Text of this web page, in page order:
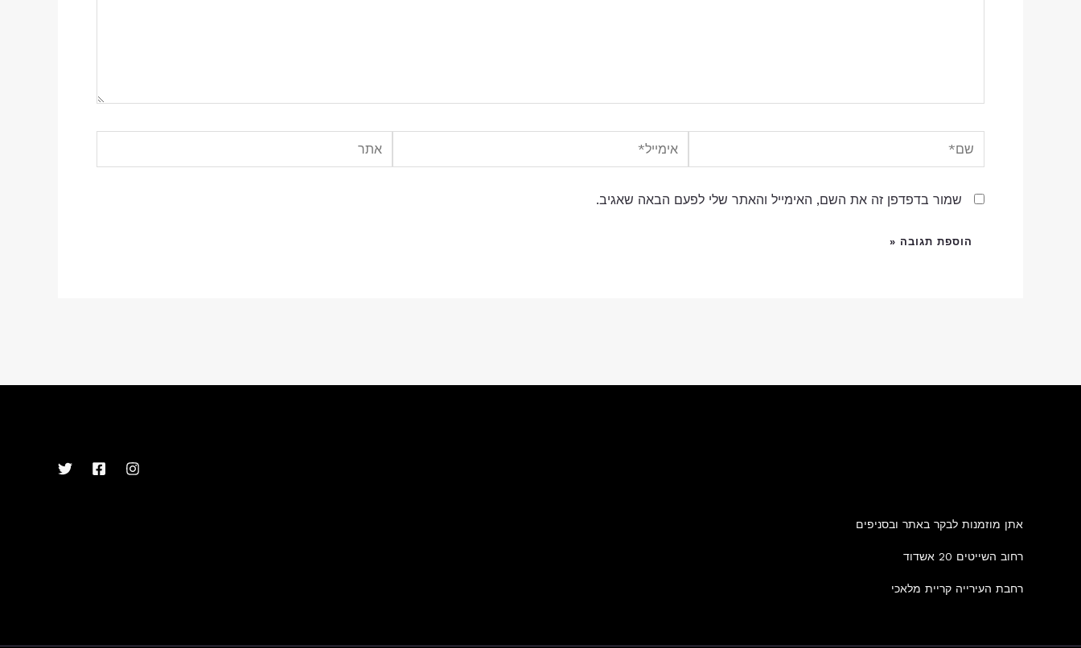
שם* אימייל* אתר
שמור בדפדפן זה את השם, האימייל והאתר שלי לפעם הבאה שאגיב.
אתן מוזמנות לבקר באתר ובסניפים
רחוב השייטים 20 אשדוד
רחבת העירייה קריית מלאכי